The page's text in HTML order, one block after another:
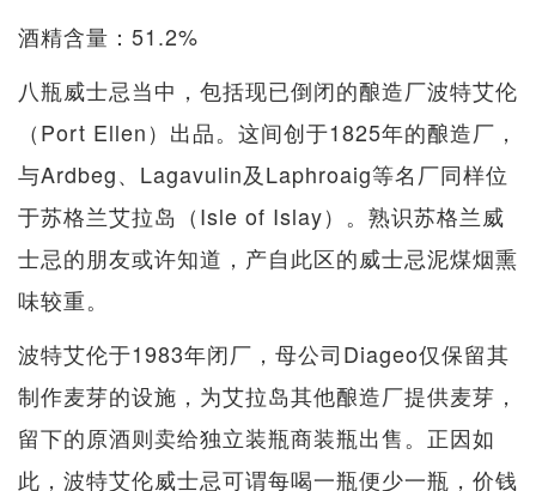
酒精含量：51.2%
八瓶威士忌当中，包括现已倒闭的酿造厂波特艾伦
（Port Ellen）出品。这间创于1825年的酿造厂，
与Ardbeg、Lagavulin及Laphroaig等名厂同样位
于苏格兰艾拉岛（Isle of Islay）。熟识苏格兰威
士忌的朋友或许知道，产自此区的威士忌泥煤烟熏
味较重。
波特艾伦于1983年闭厂，母公司Diageo仅保留其
制作麦芽的设施，为艾拉岛其他酿造厂提供麦芽，
留下的原酒则卖给独立装瓶商装瓶出售。正因如
此，波特艾伦威士忌可谓每喝一瓶便少一瓶，价钱